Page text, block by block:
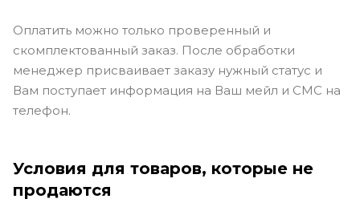
Оплатить можно только проверенный и
скомплектованный заказ. После обработки
менеджер присваивает заказу нужный статус и
Вам поступает информация на Ваш мейл и СМС на
телефон.
Условия для товаров, которые не
продаются